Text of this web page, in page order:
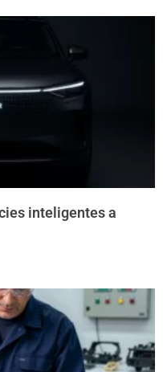
inteligentes a